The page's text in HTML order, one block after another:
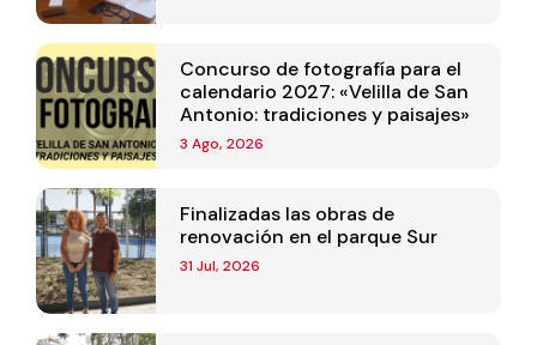
Concurso de fotografía para el
calendario 2027: «Velilla de San
Antonio: tradiciones y paisajes»
3 Ago, 2026
Finalizadas las obras de
renovación en el parque Sur
31 Jul, 2026